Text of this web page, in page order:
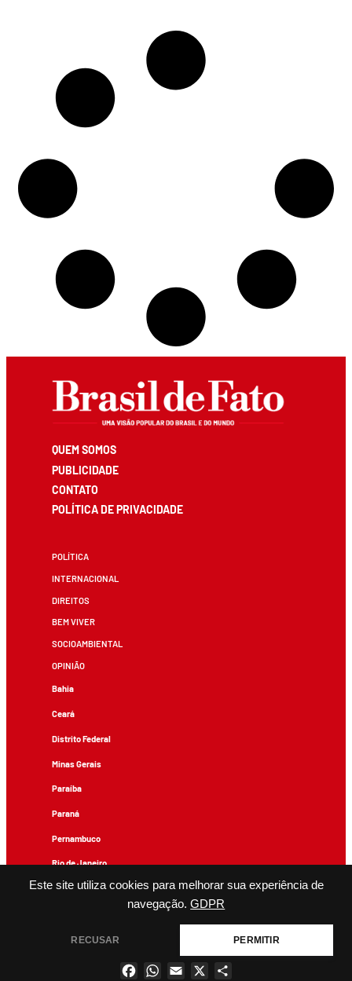
Este site utiliza cookies para melhorar sua experiência de
navegação. GDPR
RECUSAR PERMITIR
QUEM SOMOS
PUBLICIDADE
CONTATO
POLÍTICA DE PRIVACIDADE
POLÍTICA
INTERNACIONAL
DIREITOS
BEM VIVER
SOCIOAMBIENTAL
OPINIÃO
Bahia
Ceará
Distrito Federal
Minas Gerais
Paraíba
Paraná
Pernambuco
Rio de Janeiro
Rio Grande do Sul
FacebookWhatsApp
Email